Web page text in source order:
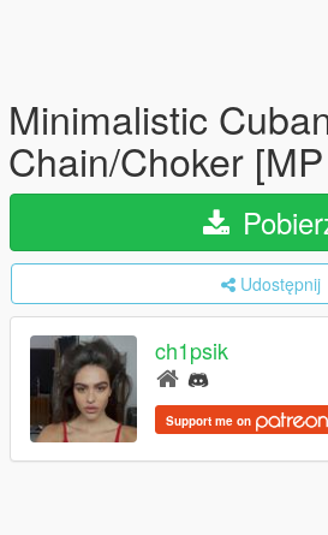
Minimalistic
Chain/Choker
Udostępnij
ch1psik
Support me on